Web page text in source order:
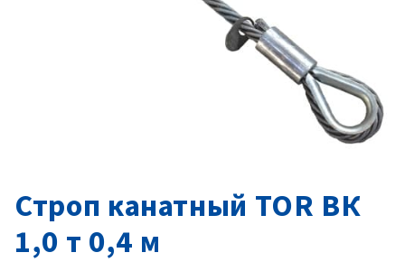
Строп канатный TOR ВК
1,0 т 0,4 м